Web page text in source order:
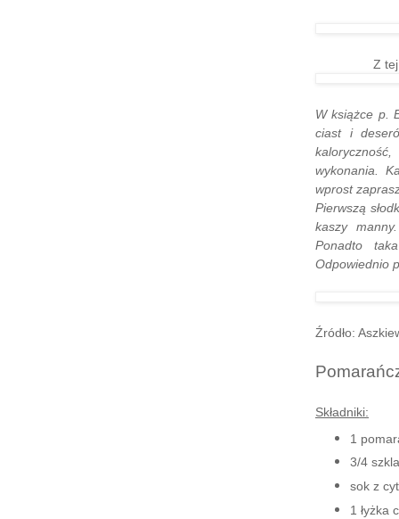
Z
W książce p.
ciast i
wykonania.
wprost
Pierwszą
kaszy
Ponadto
Odpowiednio
Źródło:
Składniki:
1
3/4
sok z
1 łyżka